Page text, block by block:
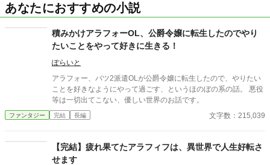
あなたにおすすめの小説
積みかけアラフォーOL、公爵令嬢に転生したのでやり
たいことをやって好きに生きる！
ぽらいと
アラフォー、バツ2派遣OLが公爵令嬢に転生したので、やりたい
ことを好きなようにやって過ごす、というほのぼの系の話。 悪役
等は一切出てこない、優しい世界のお話です。
ファンタジー 完結 長編 文字数：215,039
【完結】疲れ果てたアラフィフは、異世界で人生好転さ
せます